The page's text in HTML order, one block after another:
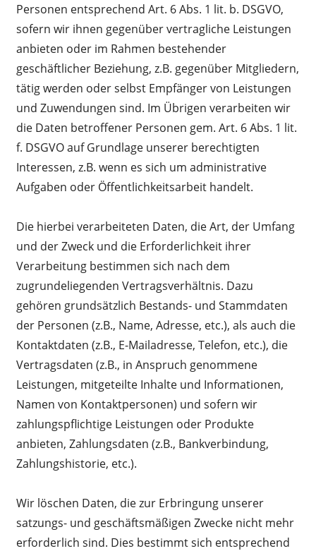
Personen entsprechend Art. 6 Abs. 1 lit. b. DSGVO,
sofern wir ihnen gegenüber vertragliche Leistungen
anbieten oder im Rahmen bestehender
geschäftlicher Beziehung, z.B. gegenüber Mitgliedern,
tätig werden oder selbst Empfänger von Leistungen
und Zuwendungen sind. Im Übrigen verarbeiten wir
die Daten betroffener Personen gem. Art. 6 Abs. 1 lit.
f. DSGVO auf Grundlage unserer berechtigten
Interessen, z.B. wenn es sich um administrative
Aufgaben oder Öffentlichkeitsarbeit handelt.
Die hierbei verarbeiteten Daten, die Art, der Umfang
und der Zweck und die Erforderlichkeit ihrer
Verarbeitung bestimmen sich nach dem
zugrundeliegenden Vertragsverhältnis. Dazu
gehören grundsätzlich Bestands- und Stammdaten
der Personen (z.B., Name, Adresse, etc.), als auch die
Kontaktdaten (z.B., E-Mailadresse, Telefon, etc.), die
Vertragsdaten (z.B., in Anspruch genommene
Leistungen, mitgeteilte Inhalte und Informationen,
Namen von Kontaktpersonen) und sofern wir
zahlungspflichtige Leistungen oder Produkte
anbieten, Zahlungsdaten (z.B., Bankverbindung,
Zahlungshistorie, etc.).
Wir löschen Daten, die zur Erbringung unserer
satzungs- und geschäftsmäßigen Zwecke nicht mehr
erforderlich sind. Dies bestimmt sich entsprechend